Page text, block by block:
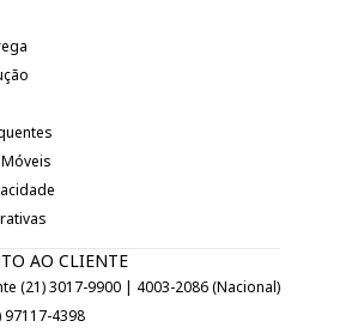
AO CLIENTE
(21) 3017-9900 | 4003-2086 (Nacional)
4398